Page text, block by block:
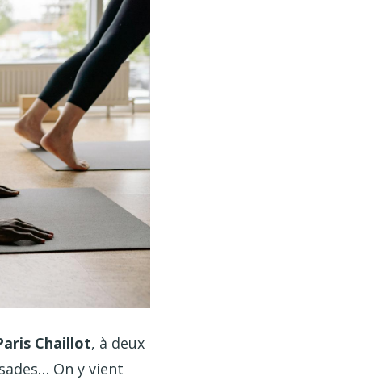
Chaillot, à deux
On y vient